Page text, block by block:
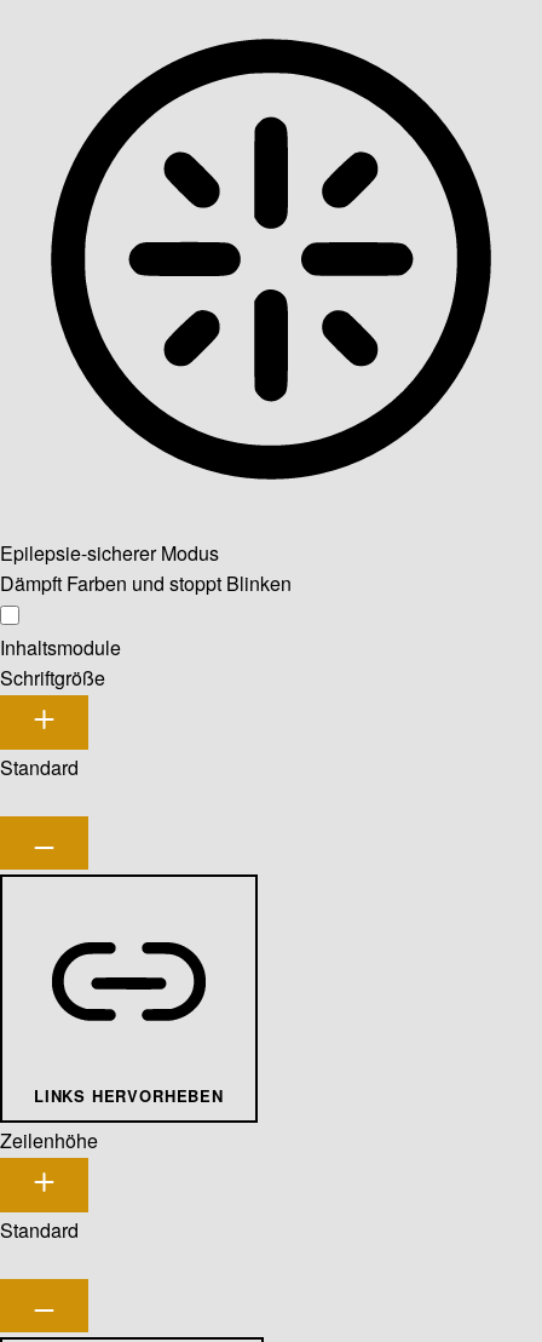
Epilepsie-sicherer Modus
Dämpft Farben und stoppt Blinken
Inhaltsmodule
Schriftgröße
Standard
LINKS HERVORHEBEN
Zeilenhöhe
Standard